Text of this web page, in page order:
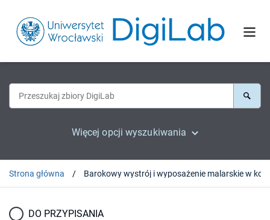
Więcej opcji wyszukiwania
Strona główna
DO PRZYPISANIA